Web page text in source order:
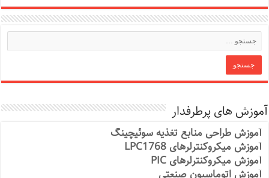
آموزش های پرطرفدار
آموزش طراحی منابع تغذیه سوئیچینگ
آموزش میکروکنترلرهای LPC1768
آموزش میکروکنترلرهای PIC
آموزش اتوماسیون صنعتی